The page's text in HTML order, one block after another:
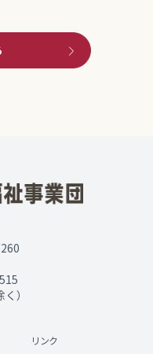
）
リンク